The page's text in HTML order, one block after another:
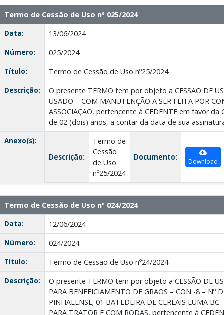
Termo de Cessão de Uso nº 025/2024
Data:
13/06/2024
Número:
025/2024
Título:
Termo de Cessão de Uso nº25/2024
Descrição:
O presente TERMO tem por objeto a CESSÃO DE
USADO – COM MANUTENÇÃO A SER FEITA POR
ASSOCIAÇÃO, pertencente à CEDENTE em favor da
de 02 (dois) anos, a contar da data de sua
Anexo(s):
Descrição:
Termo de
Cessão
de Uso
nº25/2024
Documento: Download
Termo de Cessão de Uso nº 024/2024
Data:
12/06/2024
Número:
024/2024
Título:
Termo de Cessão de Uso nº24/2024
Descrição:
O presente TERMO tem por objeto a CESSÃO DE
PARA BENEFICIAMENTO DE GRÃOS – CON -8 – Nº
PINHALENSE; 01 BATEDEIRA DE CEREAIS LUMA BC
PARA TRATOR E COM RODAS, pertencente à